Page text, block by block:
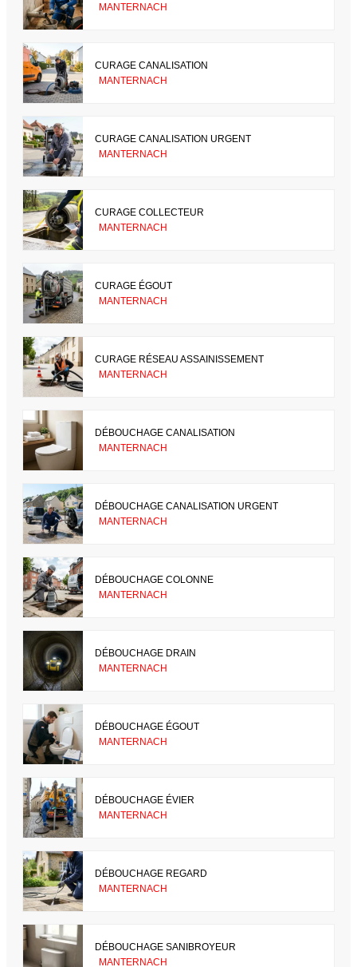
MANTERNACH
CURAGE CANALISATION
MANTERNACH
CURAGE CANALISATION URGENT
MANTERNACH
CURAGE COLLECTEUR
MANTERNACH
CURAGE ÉGOUT
MANTERNACH
CURAGE RÉSEAU ASSAINISSEMENT
MANTERNACH
DÉBOUCHAGE CANALISATION
MANTERNACH
DÉBOUCHAGE CANALISATION URGENT
MANTERNACH
DÉBOUCHAGE COLONNE
MANTERNACH
DÉBOUCHAGE DRAIN
MANTERNACH
DÉBOUCHAGE ÉGOUT
MANTERNACH
DÉBOUCHAGE ÉVIER
MANTERNACH
DÉBOUCHAGE REGARD
MANTERNACH
DÉBOUCHAGE SANIBROYEUR
MANTERNACH